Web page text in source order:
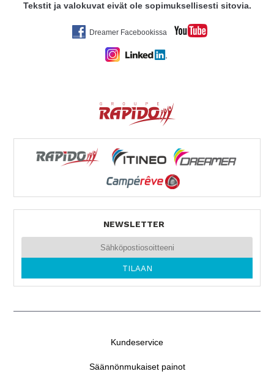
Tekstit ja valokuvat eivät ole sopimuksellisesti sitovia.
Dreamer Facebookissa
NEWSLETTER
Kundeservice
Säännönmukaiset painot